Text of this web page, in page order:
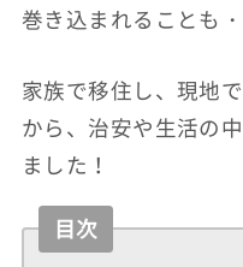
巻き込まれることも・
家族で移住し、現地
から、治安や生活の
ました！
目次